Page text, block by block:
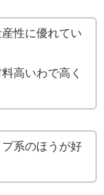
性に優れてい
高いわで高く
系のほうが好